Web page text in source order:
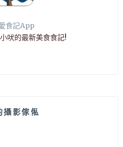
食記App
吠的最新美食食記!
攝影傢俬